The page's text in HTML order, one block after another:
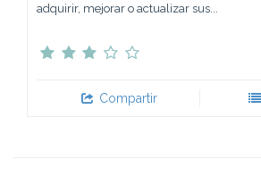
adquirir, mejorar o actualizar sus...
Compartir